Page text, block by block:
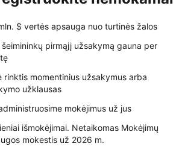
$ vertės apsauga nuo turtinės žalos
šeimininkų pirmąjį užsakymą gauna per
rinktis momentinius užsakymus arba
užklausas
mokėjimus už jus
išmokėjimai. Netaikomas Mokėjimų
mokestis už 2026 m.